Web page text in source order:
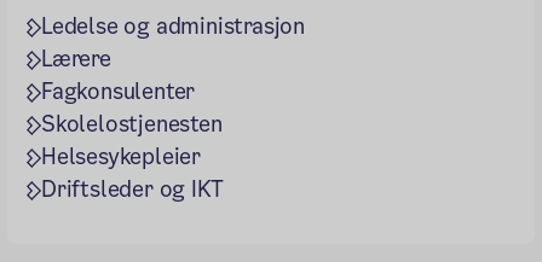
Ledelse og administrasjon
Lærere
Fagkonsulenter
Skolelostjenesten
Helsesykepleier
Driftsleder og IKT